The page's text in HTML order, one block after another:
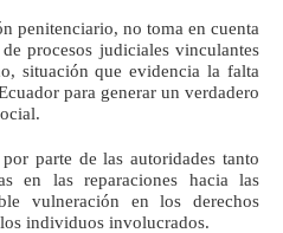
penitenciario, no toma en cuenta
procesos judiciales vinculantes
situación que evidencia la falta
para generar un verdadero
parte de las autoridades tanto
en las reparaciones hacia las
vulneración en los derechos
individuos involucrados.